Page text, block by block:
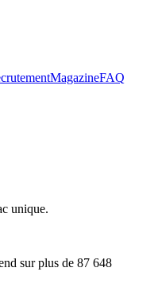
MagazineFAQ
unique.
sur plus de 87 648